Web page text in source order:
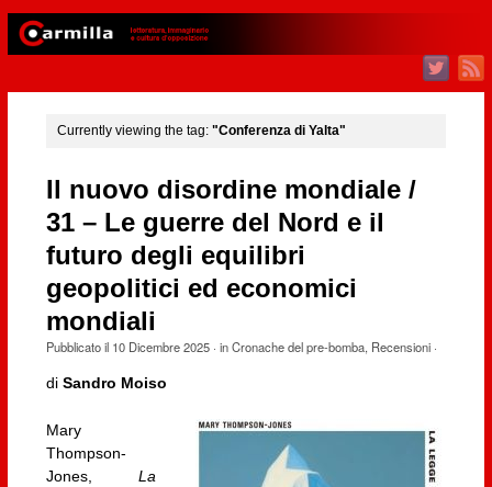
Currently viewing the tag: "Conferenza di Yalta"
Il nuovo disordine mondiale /
31 – Le guerre del Nord e il
futuro degli equilibri
geopolitici ed economici
mondiali
Pubblicato il 10 Dicembre 2025· inCronache del pre-bomba, Recensioni·
di Sandro Moiso
Mary
Thompson-
Jones,La